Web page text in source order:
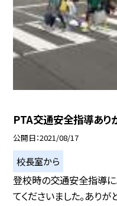
PTA交通安全指導あり
公開日 2021/08/17
校長室から
登校時の交通安全指導
てくださいました。ありが